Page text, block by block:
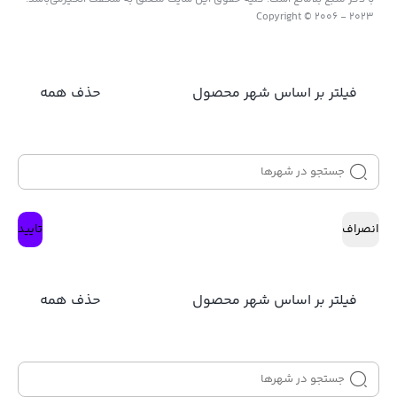
Copyright © 2006 - 2023
فیلتر بر اساس شهر محصول حذف همه
انصراف تایید
فیلتر بر اساس شهر محصول حذف همه